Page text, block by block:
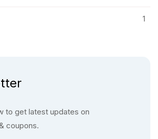
1
to get latest updates on
coupons.